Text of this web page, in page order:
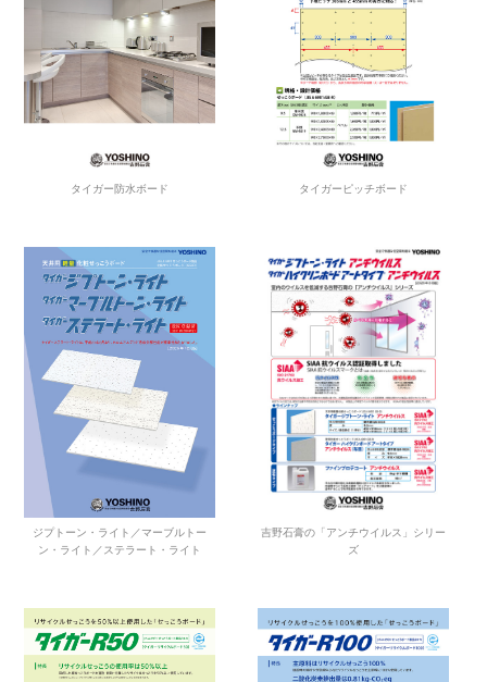
タイガー防水ボード タイガーピッチボード
ジプトーン・ライト／マーブルトー
ン・ライト／ステラート・ライト
吉野石膏の「アンチウイルス」シリー
ズ